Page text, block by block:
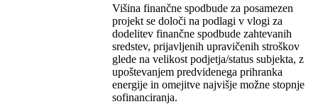
Višina finančne spodbude za posamezen
projekt se določi na podlagi v vlogi za
dodelitev finančne spodbude zahtevanih
sredstev, prijavljenih upravičenih stroškov
glede na velikost podjetja/status subjekta, z
upoštevanjem predvidenega prihranka
energije in omejitve najvišje možne stopnje
sofinanciranja.